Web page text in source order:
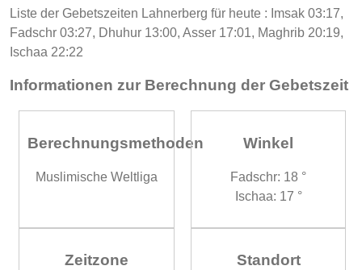
Liste der Gebetszeiten Lahnerberg für heute : Imsak 03:17,
Fadschr 03:27, Dhuhur 13:00, Asser 17:01, Maghrib 20:19,
Ischaa 22:22
Informationen zur Berechnung der Gebetszeit
Berechnungsmethoden
Muslimische Weltliga
Winkel
Fadschr: 18 °
Ischaa: 17 °
Zeitzone Standort